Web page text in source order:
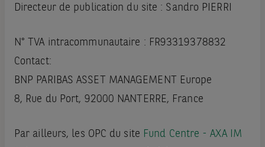
Directeur de publication du site : Sandro PIERRI
N° TVA intracommunautaire : FR93319378832
Contact:
BNP PARIBAS ASSET MANAGEMENT Europe
8, Rue du Port, 92000 NANTERRE, France
Par ailleurs, les OPC du site Fund Centre - AXA IM